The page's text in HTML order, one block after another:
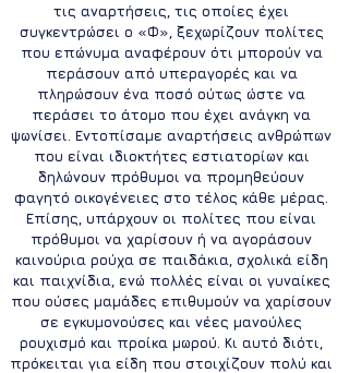
τις αναρτήσεις, τις οποίες έχει
συγκεντρώσει ο «Φ», ξεχωρίζουν πολίτες
που επώνυμα αναφέρουν ότι μπορούν να
περάσουν από υπεραγορές και να
πληρώσουν ένα ποσό ούτως ώστε να
περάσει το άτομο που έχει ανάγκη να
ψωνίσει. Εντοπίσαμε αναρτήσεις ανθρώπων
που είναι ιδιοκτήτες εστιατορίων και
δηλώνουν πρόθυμοι να προμηθεύουν
φαγητό οικογένειες στο τέλος κάθε μέρας.
Επίσης, υπάρχουν οι πολίτες που είναι
πρόθυμοι να χαρίσουν ή να αγοράσουν
καινούρια ρούχα σε παιδάκια, σχολικά είδη
και παιχνίδια, ενώ πολλές είναι οι γυναίκες
που ούσες μαμάδες επιθυμούν να χαρίσουν
σε εγκυμονούσες και νέες μανούλες
ρουχισμό και προίκα μωρού. Κι αυτό διότι,
πρόκειται για είδη που στοιχίζουν πολύ και